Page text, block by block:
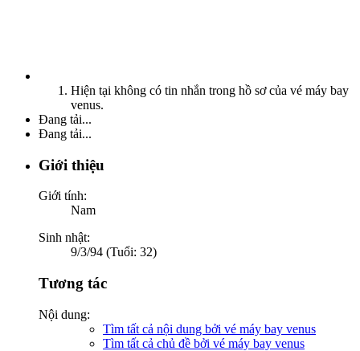
Hiện tại không có tin nhắn trong hồ sơ của vé máy bay
venus.
Đang tải...
Đang tải...
Giới thiệu
Giới tính:
Nam
Sinh nhật:
9/3/94 (Tuổi: 32)
Tương tác
Nội dung:
Tìm tất cả nội dung bởi vé máy bay venus
Tìm tất cả chủ đề bởi vé máy bay venus